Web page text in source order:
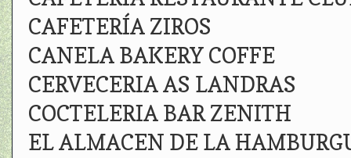
CAFETERÍA ZIROS
CANELA BAKERY COFFE
CERVECERIA AS LANDRAS
COCTELERIA BAR ZENITH
EL ALMACEN DE LA